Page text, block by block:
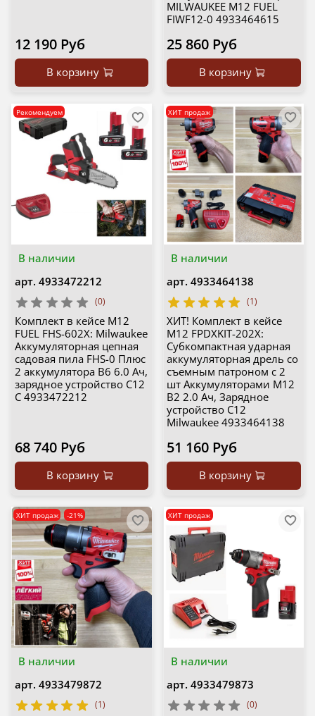
12 190 Руб
В корзину
MILWAUKEE M12 FUEL
FIWF12-0 4933464615
25 860 Руб
В корзину
В наличии
Рекомендуем
арт. 4933472212
(0)
Комплект в кейсе M12
FUEL FHS-602X: Milwaukee
Аккумуляторная цепная
садовая пила FHS-0 Плюс
2 аккумулятора B6 6.0 Ач,
зарядное устройство C12
C 4933472212
68 740 Руб
В корзину
В наличии
ХИТ продаж
арт. 4933464138
(1)
ХИТ! Комплект в кейсе
M12 FPDXKIT-202X:
Субкомпактная ударная
аккумуляторная дрель со
съемным патроном с 2
шт Аккумуляторами M12
B2 2.0 Ач, Зарядное
устройство C12
Milwaukee 4933464138
51 160 Руб
В корзину
В наличии
ХИТ продаж -21%
арт. 4933479872
(1)
В наличии
ХИТ продаж
арт. 4933479873
(0)